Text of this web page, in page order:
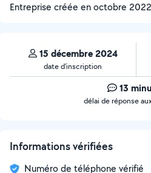
Entreprise créée enoctobre 2022
15 décembre 2024
date d’inscription
13
délai de réponse
Informations vérifiées
Numéro de téléphone vérifié